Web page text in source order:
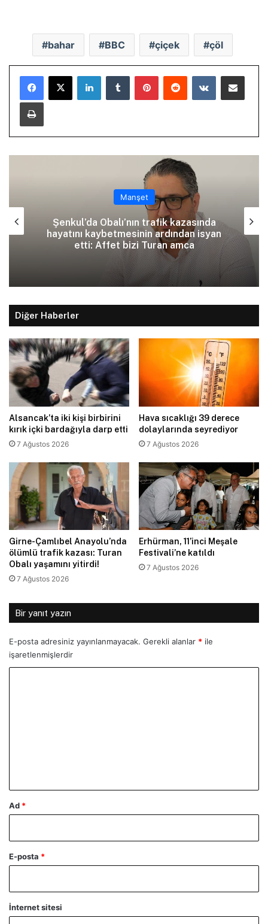
bahar BBC çiçek çöl
LinkedInTumblr PinterestReddit VKontakteE-Posta ile paylaş
Yazdır
Manşet
Şenkul’da Obalı’nın trafik kazasında
hayatını kaybetmesinin ardından isyan
etti: Affet bizi Turan amca
Diğer Haberler
Alsancak’ta iki kişi birbirini
kırık içki bardağıyla darp etti
7 Ağustos 2026
Hava sıcaklığı 39 derece
dolaylarında seyrediyor
7 Ağustos 2026
Girne-Çamlıbel Anayolu’nda
ölümlü trafik kazası: Turan
Obalı yaşamını yitirdi!
7 Ağustos 2026
Erhürman, 11’inci Meşale
Festivali’ne katıldı
7 Ağustos 2026
Bir yanıt yazın
E-posta adresiniz yayınlanmayacak. Gerekli alanlar * ile
işaretlenmişlerdir
Ad *
E-posta *
İnternet sitesi